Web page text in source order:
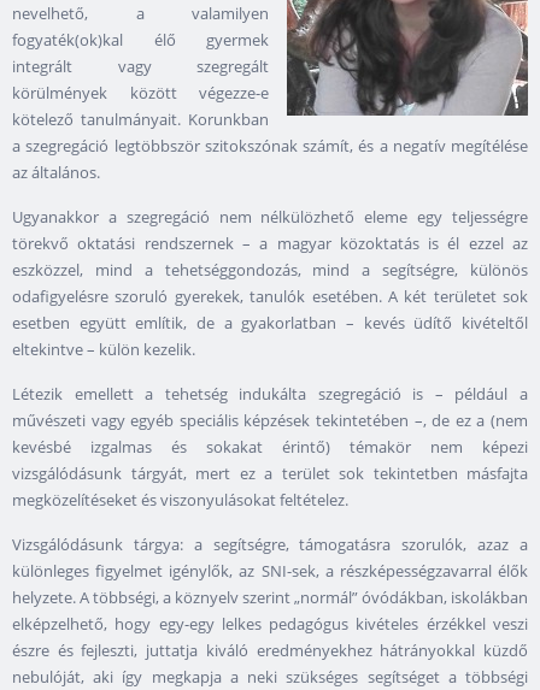
nevelhető, a valamilyen
fogyaték(ok)kal élő gyermek
integrált vagy szegregált
körülmények között végezze-e
kötelező tanulmányait. Korunkban
a szegregáció legtöbbször szitokszónak számít, és a negatív megítélése
az általános.
Ugyanakkor a szegregáció nem nélkülözhető eleme egy teljességre
törekvő oktatási rendszernek – a magyar közoktatás is él ezzel az
eszközzel, mind a tehetséggondozás, mind a segítségre, különös
odafigyelésre szoruló gyerekek, tanulók esetében. A két területet sok
esetben együtt említik, de a gyakorlatban – kevés üdítő kivételtől
eltekintve – külön kezelik.
Létezik emellett a tehetség indukálta szegregáció is – például a
művészeti vagy egyéb speciális képzések tekintetében –, de ez a (nem
kevésbé izgalmas és sokakat érintő) témakör nem képezi
vizsgálódásunk tárgyát, mert ez a terület sok tekintetben másfajta
megközelítéseket és viszonyulásokat feltételez.
Vizsgálódásunk tárgya: a segítségre, támogatásra szorulók, azaz a
különleges figyelmet igénylők, az SNI-sek, a részképességzavarral élők
helyzete. A többségi, a köznyelv szerint „normál” óvódákban, iskolákban
elképzelhető, hogy egy-egy lelkes pedagógus kivételes érzékkel veszi
észre és fejleszti, juttatja kiváló eredményekhez hátrányokkal küzdő
nebulóját, aki így megkapja a neki szükséges segítséget a többségi